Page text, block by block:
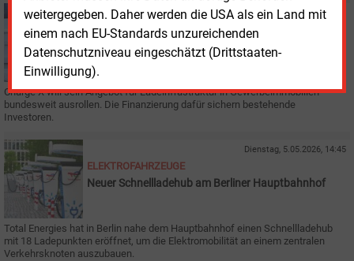
weitergegeben. Daher werden die USA als ein Land mit
einem nach EU-Standards unzureichenden
Datenschutzniveau eingeschätzt (Drittstaaten-
Einwilligung).
Donnerstag, 7.05.2026, 15:07
WIRTSCHAFT
Charge X plant bundesweites Angebot
Charge X will sein Angebot für Ladeinfrastruktur in Gewerbeimmobilien
bundesweit ausrollen. Die Finanzierung dafür sichern bestehende
Investoren.
Dienstag, 5.05.2026, 14:45
ELEKTROFAHRZEUGE
Neuer Schnellladehub am Berliner Hauptbahnhof
Total Energies hat in Berlin nahe dem Hauptbahnhof einen Schnellladehub
mit 18 Ladepunkten eröffnet, um die Elektromobilität an einem zentralen
Verkehrsknoten auszubauen.